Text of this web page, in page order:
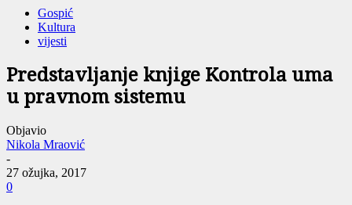
Gospić
Kultura
vijesti
Predstavljanje knjige Kontrola uma
u pravnom sistemu
Objavio
Nikola Mraović
-
27 ožujka, 2017
0